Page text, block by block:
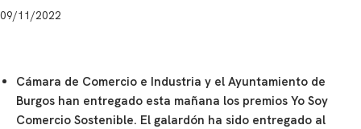
09/11/2022
Cámara de Comercio e Industria y el Ayuntamiento de
Burgos han entregado esta mañana los premios Yo Soy
Comercio Sostenible. El galardón ha sido entregado al